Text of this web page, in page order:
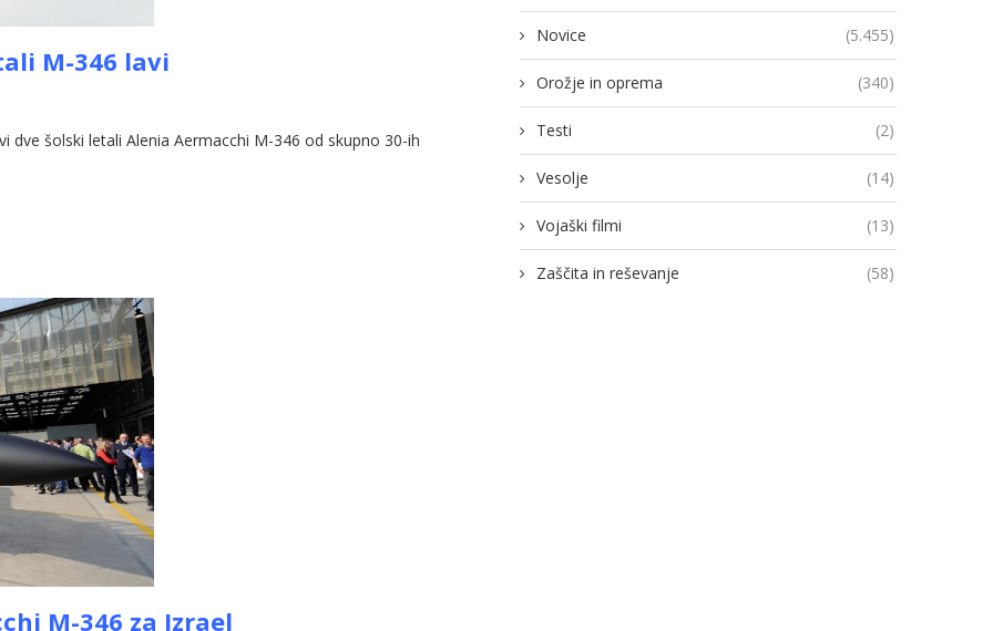
M-346 lavi
dve šolski letali Alenia Aermacchi M-346 od skupno 30-ih
M-346 za Izrael
Novice (5.455)
Orožje in oprema (340)
Testi (2)
Vesolje (14)
Vojaški filmi (13)
Zaščita in reševanje (58)